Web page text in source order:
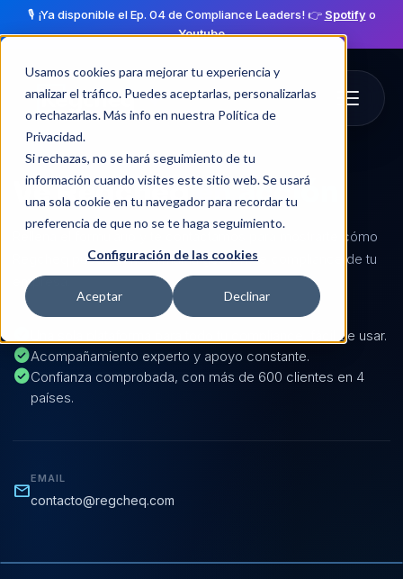
Usamos cookies para mejorar tu experiencia y
analizar el tráfico. Puedes aceptarlas, personalizarlas
o rechazarlas. Más info en nuestra Política de
Privacidad.
Si rechazas, no se hará seguimiento de tu
información cuando visites este sitio web. Se usará
una sola cookie en tu navegador para recordar tu
preferencia de que no se te haga seguimiento.
Configuración de las cookies
Aceptar Declinar
🎙️ ¡Ya disponible el Ep. 04 de Compliance Leaders! 👉 Spotifyo
Youtube
Ve Regcheqen acción
Rellena el formulario y te contactamos para mostrarte cómo
Regcheq puede transformar la gestión de compliance de tu
empresa.
Una sola plataforma para todo tu compliance, fácil de usar.
check_circleAcompañamiento experto y apoyo constante.
check_circleConfianza comprobada, con más de 600 clientes en 4
países.
mail
EMAIL
contacto@regcheq.com